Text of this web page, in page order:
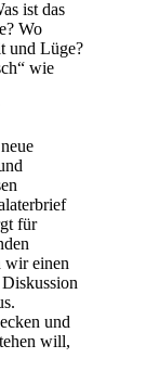
ist das
Wo
und Lüge?
wie
für
wir einen
und
will,